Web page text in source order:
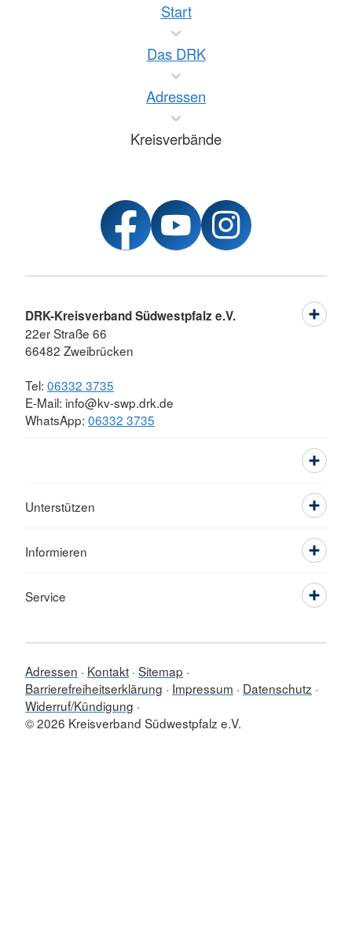
Start
Das DRK
Adressen
Kreisverbände
DRK-Kreisverband Südwestpfalz e.V.
22er Straße 66
66482 Zweibrücken
Tel: 06332 3735
E-Mail: info@kv-swp.drk.de
WhatsApp: 06332 3735
Unterstützen
Informieren
Service
Adressen Kontakt Sitemap
Barrierefreiheitserklärung
Impressum
Datenschutz
Widerruf/Kündigung
© 2026 Kreisverband Südwestpfalz e.V.